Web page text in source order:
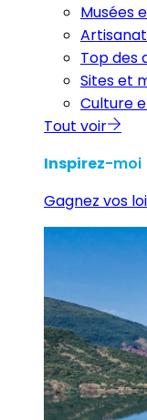
Musées
Top des
Sites et
Culture
Tout voir
Inspirez-moi
Gagnez vos